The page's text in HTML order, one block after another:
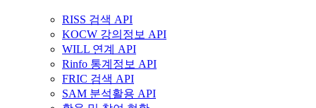
RISS 검색 API
KOCW 강의정보 API
WILL 연계 API
Rinfo 통계정보 API
FRIC 검색 API
SAM 분석활용 API